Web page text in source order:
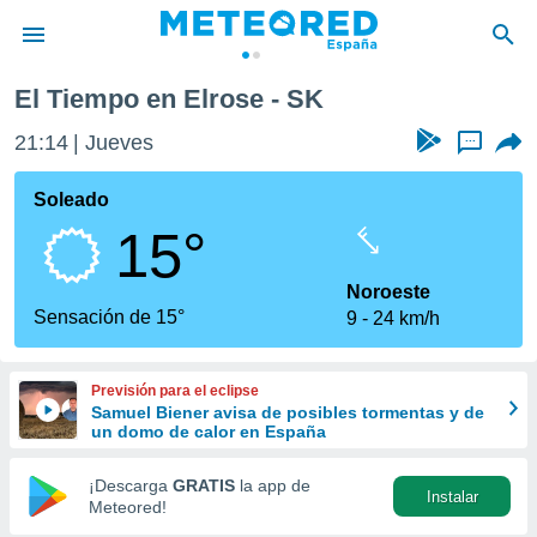
de
por
que se
calidad.
a este
las
y
forma
digital
basada
El Tiempo en Elrose - SK
21:14 Jueves ...
Soleado
15°
Sensación de 15°
Noroeste
9
24 km/h
Previsión para el eclipse
Samuel Biener avisa de posibles tormentas y de
un domo de calor en España
¡Descarga GRATIS la app de
Meteored!
Instalar